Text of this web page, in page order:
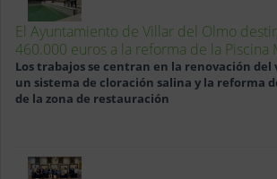
El Ayuntamiento de Villar del Olmo
460.000 euros a la reforma de la Piscina
Los trabajos se centran en la renovación del
un sistema de cloración salina y la reforma
de la zona de restauración